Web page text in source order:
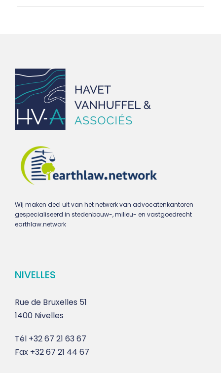
Wij maken deel uit van het netwerk van advocatenkantoren
gespecialiseerd in stedenbouw-, milieu- en vastgoedrecht
earthlaw.network
NIVELLES
Rue de Bruxelles 51
1400 Nivelles
Tél +32 67 21 63 67
Fax +32 67 21 44 67